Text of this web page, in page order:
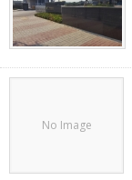
No Image